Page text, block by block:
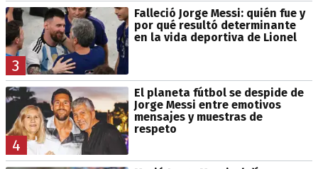
3
Falleció Jorge Messi: quién fue y
por qué resultó determinante
en la vida deportiva de Lionel
4
El planeta fútbol se despide de
Jorge Messi entre emotivos
mensajes y muestras de
respeto